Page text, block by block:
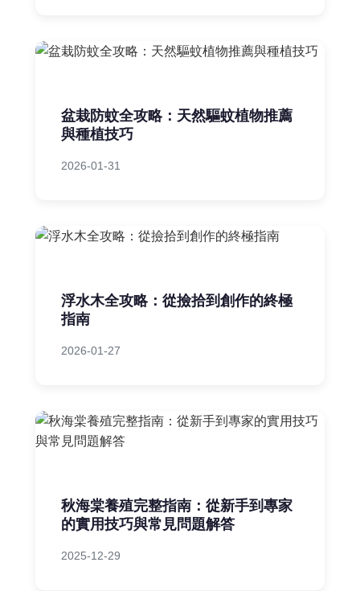
盆栽防蚊全攻略：天然驅蚊植物推薦
與種植技巧
2026-01-31
浮水木全攻略：從撿拾到創作的終極
指南
2026-01-27
秋海棠養殖完整指南：從新手到專家
的實用技巧與常見問題解答
2025-12-29